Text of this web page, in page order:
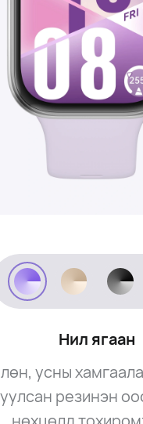
Нил ягаан
усны
резинэн